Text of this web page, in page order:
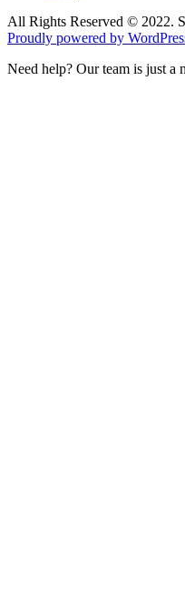
All Rights Reserved © 2022.
Proudly powered by
Need help? Our team is just a